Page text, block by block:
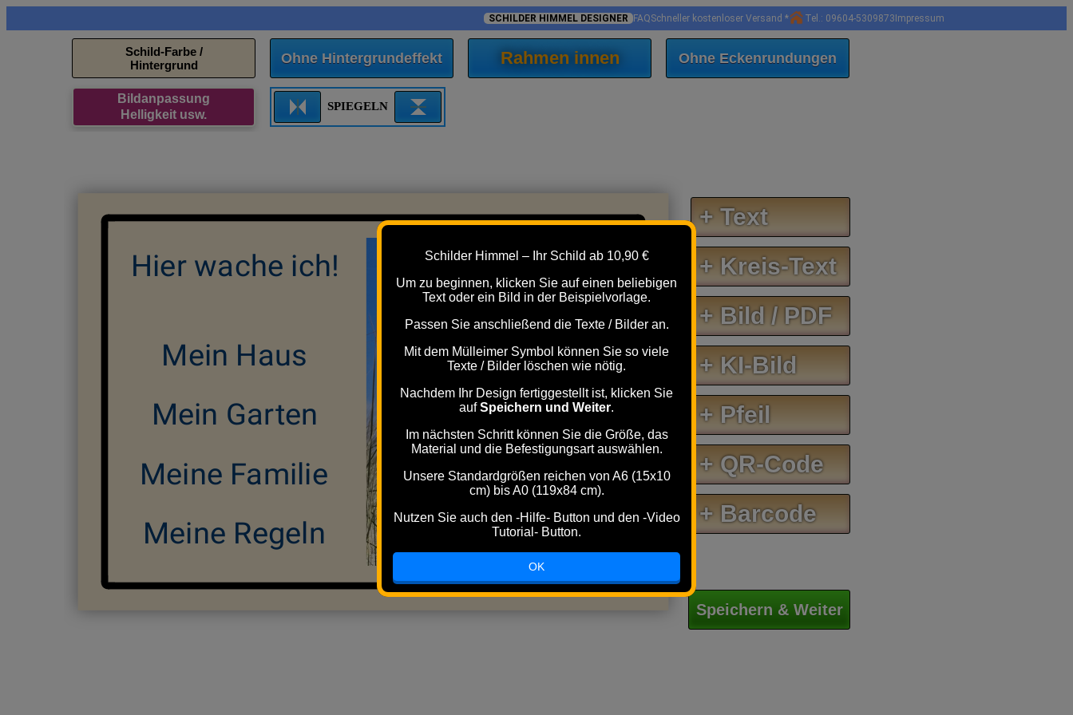
SCHILDER HIMMEL DESIGNER FAQSchneller kostenloser Versand * Tel.: 09604-5309873 Impressum
Schild-Farbe /
Hintergrund
Ohne Hintergrundeffekt Rahmen innen Ohne Eckenrundungen
Bildanpassung
Helligkeit usw.
SPIEGELN
Hier wache ich!
Mein Haus
Mein Garten
Meine Familie
Meine Regeln
+ Text
+ Kreis-Text
+ Bild / PDF
+ KI-Bild
+ Pfeil
+ QR-Code
+ Barcode
Speichern & Weiter
Schilder Himmel – Ihr Schild ab 10,90 €
Um zu beginnen, klicken Sie auf einen beliebigen
Text oder ein Bild in der Beispielvorlage.
Passen Sie anschließend die Texte / Bilder an.
Mit dem Mülleimer Symbol können Sie so viele
Texte / Bilder löschen wie nötig.
Nachdem Ihr Design fertiggestellt ist, klicken Sie
aufSpeichern und Weiter.
Im nächsten Schritt können Sie die Größe, das
Material und die Befestigungsart auswählen.
Unsere Standardgrößen reichen von A6 (15x10
cm) bis A0 (119x84 cm).
Nutzen Sie auch den -Hilfe- Button und den -Video
Tutorial- Button.
OK